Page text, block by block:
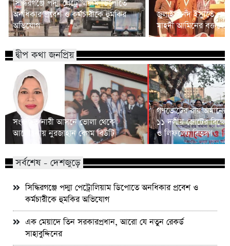
সিদ্ধিরগঞ্জে পদ্মা পেট্রোলিয়াম ডিপোতে
অনধিকার প্রবেশ ও কর্মচারীকে হুমকির
অভিযোগ
জুলাই সনদ ইস্যুতে
মাহদী আমিনের
দ্বীপ কথা জনপ্রিয়
সংরক্ষিত নারী আসনে ভোলা থেকে
আলোচনায় নুরজাহান বেগম বিউটি
গণভোটের রায়
১১ দলীয় জোটের
ও লিফলেট বিতরণ
সর্বশেষ - দেশজুড়ে
সিদ্ধিরগঞ্জে পদ্মা পেট্রোলিয়াম ডিপোতে অনধিকার প্রবেশ ও
কর্মচারীকে হুমকির অভিযোগ
এক মেয়াদে তিন সরকারপ্রধান, আরো যে নতুন রেকর্ড
সাহাবুদ্দিনের